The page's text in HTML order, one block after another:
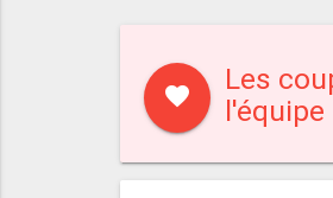
favorite
Les
l'équipe